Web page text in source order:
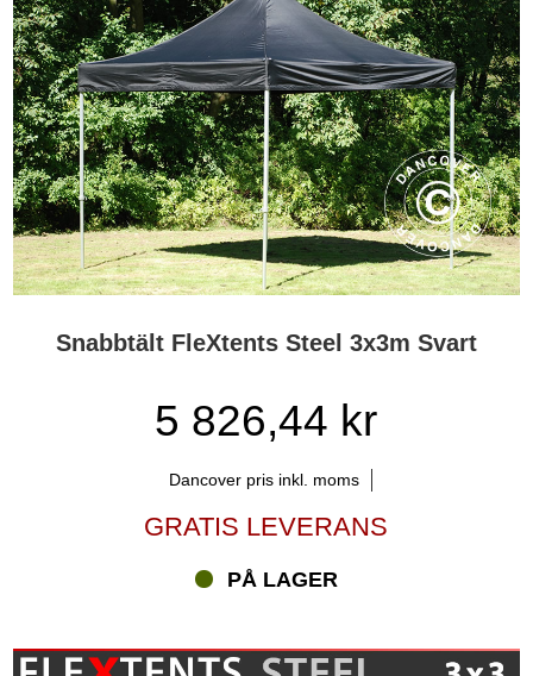
Snabbtält FleXtents Steel 3x3m Svart
5 826,44 kr
Dancover pris inkl. moms
GRATIS LEVERANS
PÅ LAGER